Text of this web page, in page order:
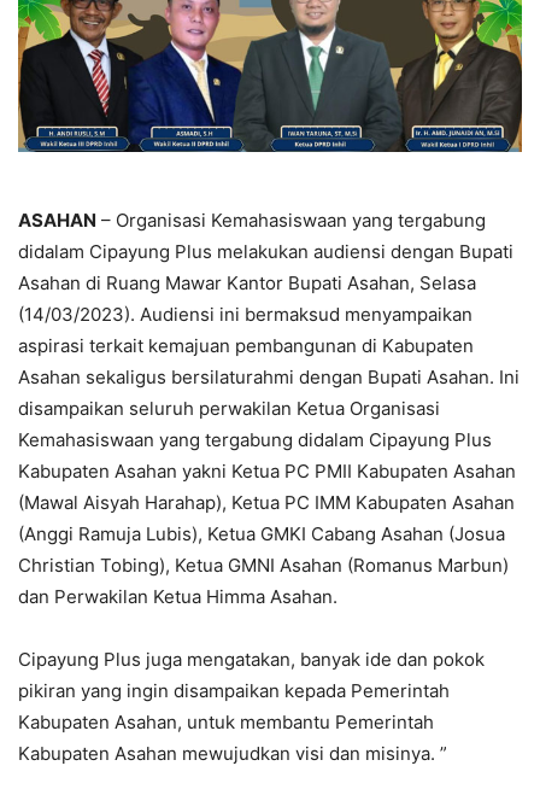
ASAHAN – Organisasi Kemahasiswaan yang tergabung
didalam Cipayung Plus melakukan audiensi dengan Bupati
Asahan di Ruang Mawar Kantor Bupati Asahan, Selasa
(14/03/2023). Audiensi ini bermaksud menyampaikan
aspirasi terkait kemajuan pembangunan di Kabupaten
Asahan sekaligus bersilaturahmi dengan Bupati Asahan. Ini
disampaikan seluruh perwakilan Ketua Organisasi
Kemahasiswaan yang tergabung didalam Cipayung Plus
Kabupaten Asahan yakni Ketua PC PMII Kabupaten Asahan
(Mawal Aisyah Harahap), Ketua PC IMM Kabupaten Asahan
(Anggi Ramuja Lubis), Ketua GMKI Cabang Asahan (Josua
Christian Tobing), Ketua GMNI Asahan (Romanus Marbun)
dan Perwakilan Ketua Himma Asahan.
Cipayung Plus juga mengatakan, banyak ide dan pokok
pikiran yang ingin disampaikan kepada Pemerintah
Kabupaten Asahan, untuk membantu Pemerintah
Kabupaten Asahan mewujudkan visi dan misinya. ”